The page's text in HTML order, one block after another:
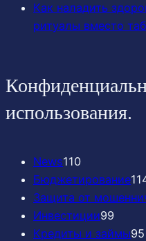
Как наладить
ритуалы вместо
использования.
News110
Бюджетирование
Защита от
Инвестиции99
Кредиты и займы95